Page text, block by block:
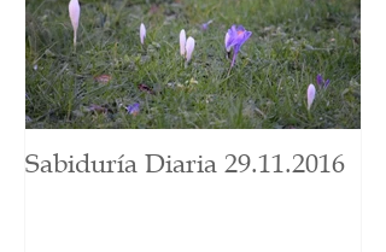
Sabiduría Diaria 29.11.2016